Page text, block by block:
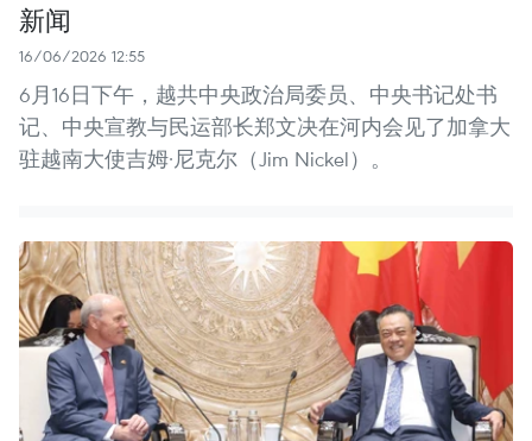
新闻
16/06/2026 12:55
6月16日下午，越共中央政治局委员、中央书记处书
记、中央宣教与民运部长郑文决在河内会见了加拿大
驻越南大使吉姆·尼克尔（Jim Nickel）。